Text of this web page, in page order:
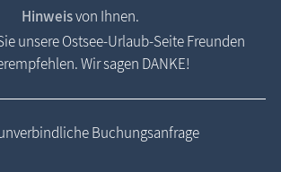
Hinweisvon Ihnen.
unsere Ostsee-Urlaub-Seite Freunden
Wir sagen DANKE!
Buchungsanfrage